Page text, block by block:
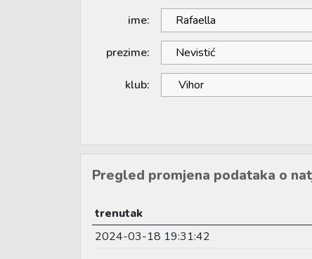
ime:
prezime:
klub:
Pregled promjena podataka o
trenutak
2024-03-18 19:31:42